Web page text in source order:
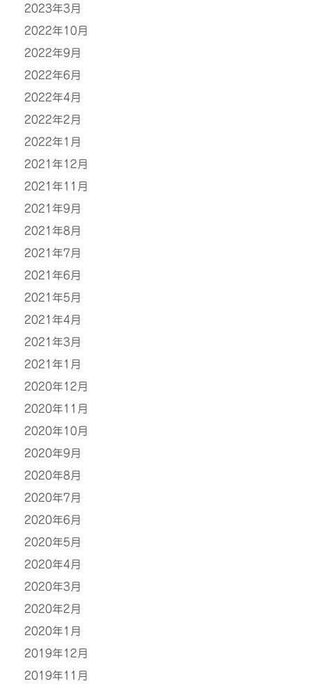
2023年3月
2022年10月
2022年9月
2022年6月
2022年4月
2022年2月
2022年1月
2021年12月
2021年11月
2021年9月
2021年8月
2021年7月
2021年6月
2021年5月
2021年4月
2021年3月
2021年1月
2020年12月
2020年11月
2020年10月
2020年9月
2020年8月
2020年7月
2020年6月
2020年5月
2020年4月
2020年3月
2020年2月
2020年1月
2019年12月
2019年11月